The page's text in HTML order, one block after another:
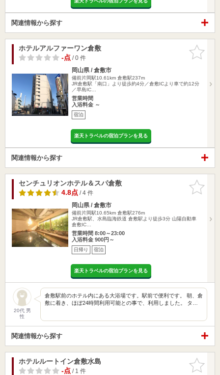
関連情報から探す
お気に入
りに追加
ホテルアルファーワン倉敷
-点/ 0 件
岡山県 / 倉敷市
備前片岡駅10.61km 倉敷駅237m
JR倉敷駅「南口」より徒歩約4分／倉敷ICより車で約12分
／早島IC…
営業時間
入浴料金 ～
宿泊
楽天トラベルの宿泊プランを見る
関連情報から探す
お気に入
りに追加
センチュリオンホテル＆スパ倉敷
4.8点/ 4 件
岡山県 / 倉敷市
備前片岡駅10.65km 倉敷駅276m
JR倉敷駅、水島臨海鉄道 倉敷駅より徒歩3分 山陽自動車
倉敷IC…
営業時間 8:00～23:00
入浴料金 900円～
日帰り 宿泊
楽天トラベルの宿泊プランを見る
20代 男
性
倉敷駅前のホテル内にある大浴場です。駅前で便利です。 朝、倉
敷に着き、ほぼ24時間利用可能との事で、利用しました。 タ…
関連情報から探す
お気に入
りに追加
ホテルルートイン倉敷水島
-点/ 1 件